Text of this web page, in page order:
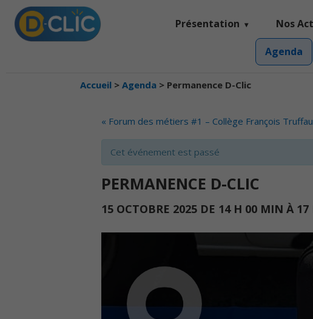
Présentation Nos
Agenda
Accueil > Agenda > Permanence D-Clic
EVENT
NAVIGATION
« Forum des métiers #1 – Collège François
Cet événement est passé
PERMANENCE D-CLIC
15 OCTOBRE 2025 DE 14 H 00 MIN À 17